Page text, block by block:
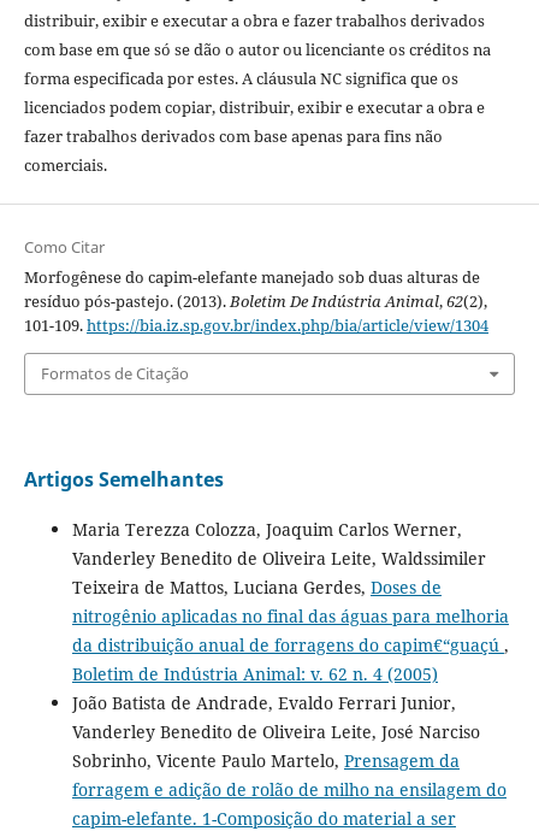
distribuir, exibir e executar a obra e fazer trabalhos derivados
com base em que só se dão o autor ou licenciante os créditos na
forma especificada por estes. A cláusula NC significa que os
licenciados podem copiar, distribuir, exibir e executar a obra e
fazer trabalhos derivados com base apenas para fins não
comerciais.
Como Citar
Morfogênese do capim-elefante manejado sob duas alturas de
resíduo pós-pastejo. (2013).Boletim De Indústria Animal,62(2),
101-109.https://bia.iz.sp.gov.br/index.php/bia/article/view/1304
Formatos de Citação
Artigos Semelhantes
Maria Terezza Colozza, Joaquim Carlos Werner,
Vanderley Benedito de Oliveira Leite, Waldssimiler
Teixeira de Mattos, Luciana Gerdes, Doses de
nitrogênio aplicadas no final das águas para melhoria
da distribuição anual de forragens do capim€“guaçú ,
Boletim de Indústria Animal: v. 62 n. 4 (2005)
João Batista de Andrade, Evaldo Ferrari Junior,
Vanderley Benedito de Oliveira Leite, José Narciso
Sobrinho, Vicente Paulo Martelo, Prensagem da
forragem e adição de rolão de milho na ensilagem do
capim-elefante. 1-Composição do material a ser